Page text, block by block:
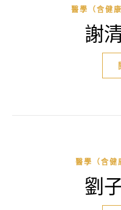
醫學（含健
謝
醫學（含健
劉